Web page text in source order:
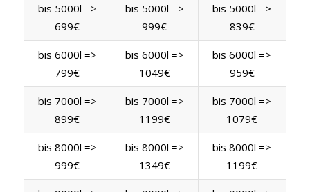
bis 5000l =>
699€
bis 5000l =>
999€
bis 5000l =>
839€
bis 6000l =>
799€
bis 6000l =>
1049€
bis 6000l =>
959€
bis 7000l =>
899€
bis 7000l =>
1199€
bis 7000l =>
1079€
bis 8000l =>
999€
bis 8000l =>
1349€
bis 8000l =>
1199€